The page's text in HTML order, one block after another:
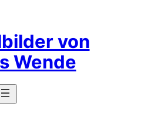
von
Wende